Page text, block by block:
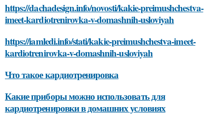
https://dachadesign.info/novosti/kakie-preimushchestva-
imeet-kardiotrenirovka-v-domashnih-usloviyah
https://iamledi.info/stati/kakie-preimushchestva-imeet-
kardiotrenirovka-v-domashnih-usloviyah
Что такое кардиотренировка
Какие приборы можно использовать для
кардиотренировки в домашних условиях